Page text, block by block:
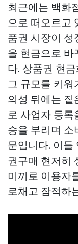
최근에는 백화
으로 떠오르고
품권 시장이 성
을 현금으로 바
다. 상품권 현
그 규모를 키워
의성 뒤에는 짙
로 사업자 등록
승을 부리며 소
문입니다. 이들
권구매 현저히
미끼로 이용자
로채고 잠적하